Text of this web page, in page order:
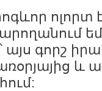
ոլորտ
այս գորշ
և